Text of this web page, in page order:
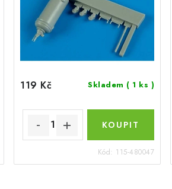
119 Kč Skladem ( 1 ks )
Kód: 115-480047